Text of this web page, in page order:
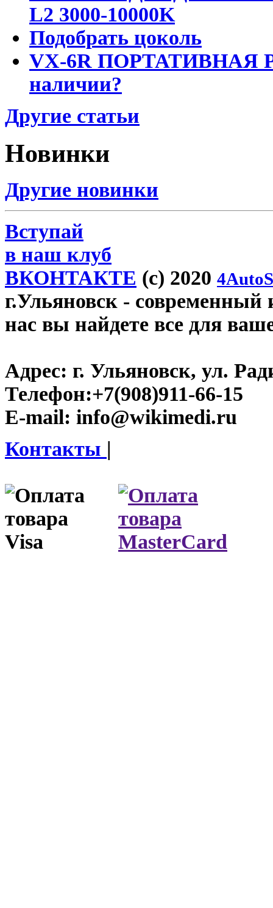
L2 3000-10000K
Подобрать цоколь
VX-6R ПОРТАТИВНАЯ
наличии?
Другие статьи
Новинки
Другие новинки
Вступай
в наш клуб
ВКОНТАКТЕ (c) 2020
г.Ульяновск - современный
нас вы найдете все для
Адрес: г. Ульяновск, ул.
Телефон:+7(908)911-66-15
E-mail: info@wikimedi.ru
Контакты |